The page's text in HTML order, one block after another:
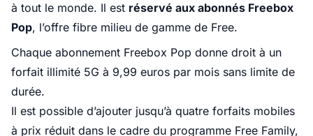
à tout le monde. Il est réservé aux abonnés Freebox
Pop, l’offre fibre milieu de gamme de Free.
Chaque abonnement Freebox Pop donne droit à un
forfait illimité 5G à 9,99 euros par mois sans limite de
durée.
Il est possible d’ajouter jusqu’à quatre forfaits mobiles
à prix réduit dans le cadre du programme Free Family,